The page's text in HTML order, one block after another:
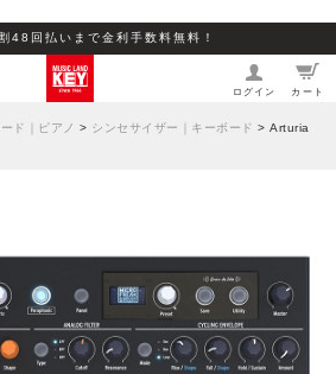
48回払いまで金利手数料無料！
ログイン カート
ド｜ピアノ > シンセサイザー｜キーボード > Arturia